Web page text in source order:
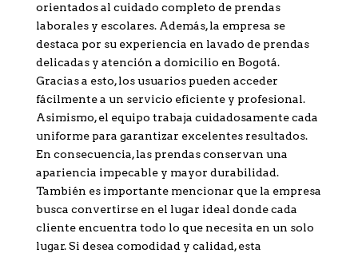
orientados al cuidado completo de prendas
laborales y escolares. Además, la empresa se
destaca por su experiencia en lavado de prendas
delicadas y atención a domicilio en Bogotá.
Gracias a esto, los usuarios pueden acceder
fácilmente a un servicio eficiente y profesional.
Asimismo, el equipo trabaja cuidadosamente cada
uniforme para garantizar excelentes resultados.
En consecuencia, las prendas conservan una
apariencia impecable y mayor durabilidad.
También es importante mencionar que la empresa
busca convertirse en el lugar ideal donde cada
cliente encuentra todo lo que necesita en un solo
lugar. Si desea comodidad y calidad, esta